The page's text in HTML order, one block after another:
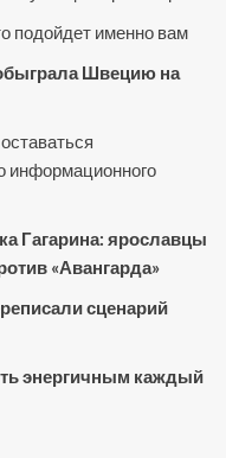
подойдет именно вам
Швецию на
информационного
Гагарина: ярославцы
«Авангарда»
сценарий
энергичным каждый